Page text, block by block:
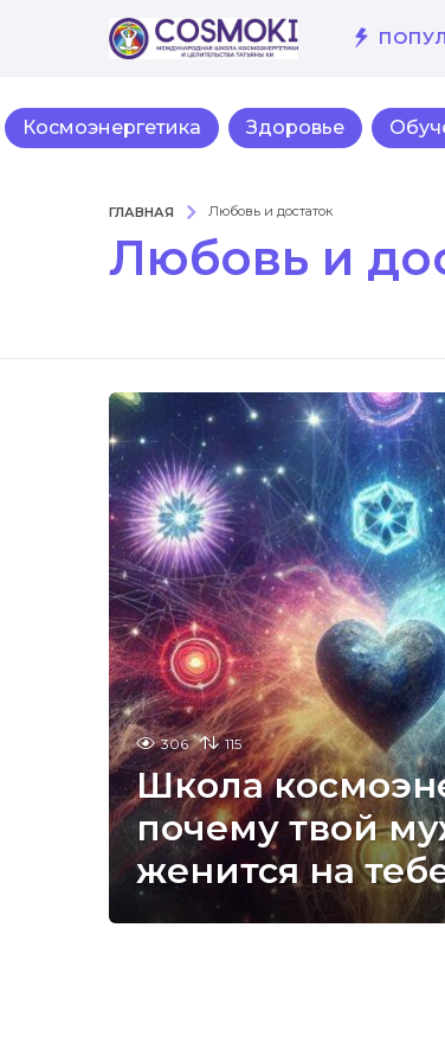
Космоэнергетика Здоровье
ГЛАВНАЯ Любовь и достаток
Любовь и
306 115
Школа
почему твой
женится на